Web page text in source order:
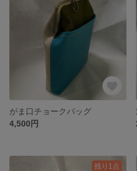
がま口チョークバッグ
4,500円
残り1点